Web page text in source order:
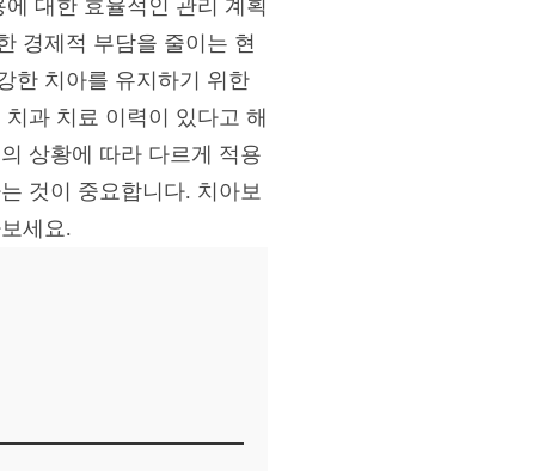
대한 효율적인 관리 계획
경제적 부담을 줄이는 현
한 치아를 유지하기 위한
과 치료 이력이 있다고 해
상황에 따라 다르게 적용
것이 중요합니다. 치아보
세요.